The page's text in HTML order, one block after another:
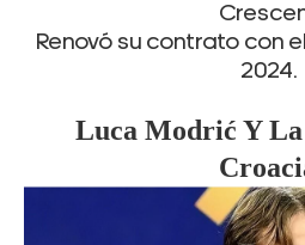
Renovó su contrato con
2024.
Luca Modrić Y La